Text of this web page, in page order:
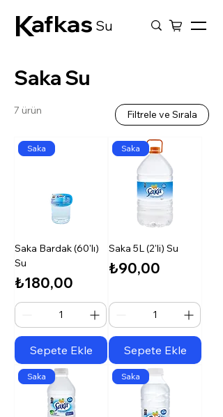
Kafkas Su
Saka Su
7 ürün Filtrele ve Sırala
Saka
Saka Bardak (60'lı)
Su
Fiyat
₺180,00
Sepete Ekle
Saka
Saka 5L (2'li) Su
Fiyat
₺90,00
Sepete Ekle
Saka Saka